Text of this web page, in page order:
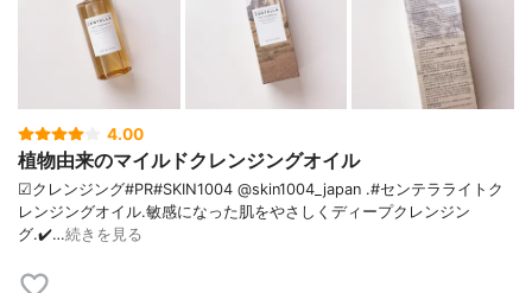
4.00
植物由来のマイルドクレンジングオイル
☑クレンジング#PR#SKIN1004 @skin1004_japan .#センテラライトク
レンジングオイル.敏感になった肌をやさしくディープクレンジン
グ.✔️…続きを見る